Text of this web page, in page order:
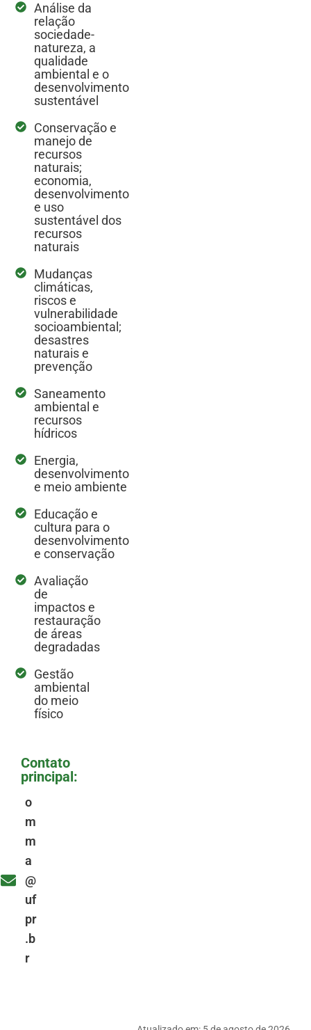
Análise da
relação
sociedade-
natureza, a
qualidade
ambiental e o
desenvolvimento
sustentável
Conservação e
manejo de
recursos
naturais;
economia,
desenvolvimento
e uso
sustentável dos
recursos
naturais
Mudanças
climáticas,
riscos e
vulnerabilidade
socioambiental;
desastres
naturais e
prevenção
Saneamento
ambiental e
recursos
hídricos
Energia,
desenvolvimento
e meio ambiente
Educação e
cultura para o
desenvolvimento
e conservação
Avaliação
de
impactos e
restauração
de áreas
degradadas
Gestão
ambiental
do meio
físico
Contato
principal:
o
m
m
a
@
uf
pr
.b
r